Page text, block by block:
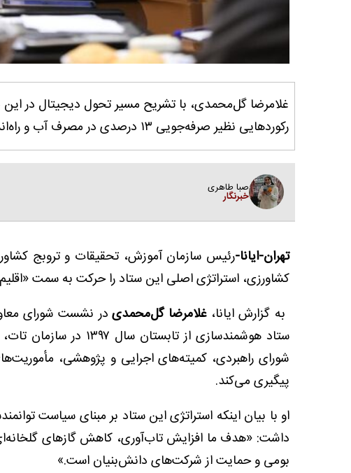
رکوردهایی نظیر صرفه‌جویی ۱۳ درصدی در مصرف آب و راه‌اندازی مرکز داده با ظرفیت ۱۲ پتابایت خبر داد.
صبا طاهری
خبرنگار
تهران-ایانا-رئیس سازمان آموزش، تحقیقات و تروبج
کشاورزی، استراتژی اصلی این ستاد را حرکت به سمت
به گزارش ایانا،غلامرضا گل‌محمدی در نشست شورای
ستاد هوشمندسازی از
شورای راهبردی، کمیته‌های اجرایی و پژوهشی،
پیگیری می‌کند.
او با بیان اینکه استراتژی این ستاد بر مبنای سیاست
داشت: «هدف ما افزایش تاب‌آوری، کاهش گازهای
بومی و حمایت از شرکت‌های دانش‌بنیان است.»